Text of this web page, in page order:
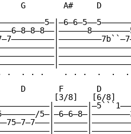
G        A#     D
.  . . .    . . .  .  .
D       F
[3/8]   [6/8]